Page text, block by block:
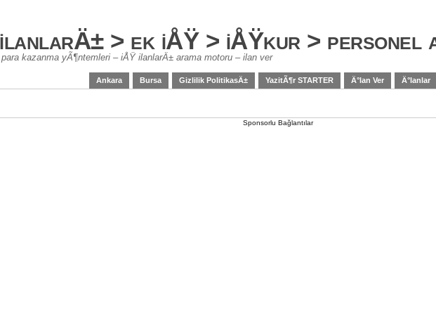
> ek iÅŸ > iÅŸkur > personel
kazanma yÃ¶ntemleri – iÅŸ ilanlarÄ± arama motoru – ilan ver
Ankara Bursa Gizlilik PolitikasÄ± YazitÃ¶r STARTER Ä°lan Ver Ä°lanlar
Sponsorlu Bağlantılar